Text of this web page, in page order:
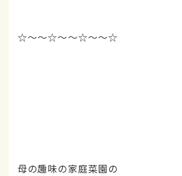
☆～～☆～～☆～～☆
母の趣味の家庭菜園の